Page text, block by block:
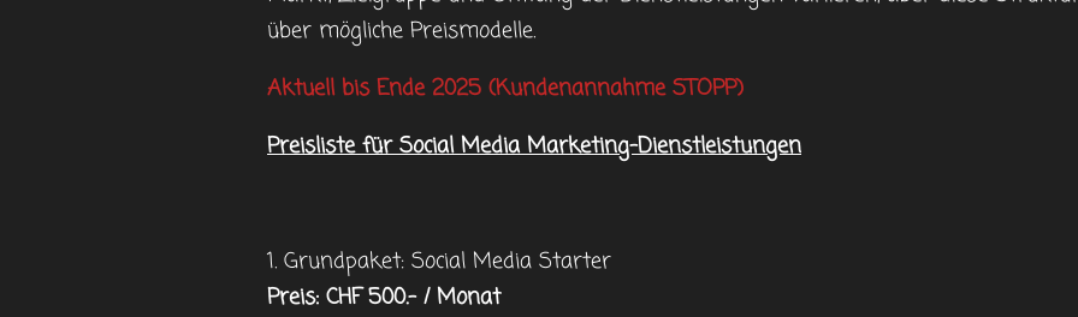
über mögliche Preismodelle.
Aktuell bis Ende 2025 (Kundenannahme STOPP)
Preisliste für Social Media Marketing-Dienstleistungen
1. Grundpaket: Social Media Starter
Preis: CHF 500.- / Monat